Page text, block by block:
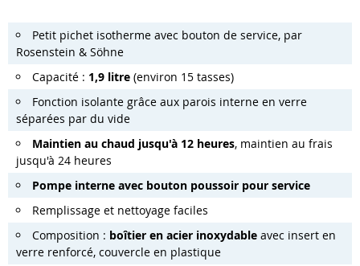
Petit pichet isotherme avec bouton de service, par
Rosenstein & Söhne
Capacité : 1,9 litre (environ 15 tasses)
Fonction isolante grâce aux parois interne en verre
séparées par du vide
Maintien au chaud jusqu'à 12 heures, maintien au frais
jusqu'à 24 heures
Pompe interne avec bouton poussoir pour service
Remplissage et nettoyage faciles
Composition : boîtier en acier inoxydable avec insert en
verre renforcé, couvercle en plastique